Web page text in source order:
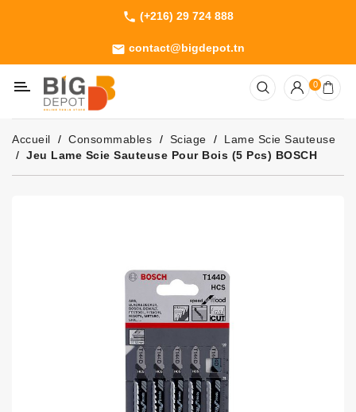
phone (+216) 29 724 888
email contact@bigdepot.tn
Machines
Outillage
Jardinage
Consommables
0
Accueil Consommables Sciage
Lame Scie Sauteuse
Jeu Lame Scie Sauteuse Pour Bois (5 Pcs) BOSCH